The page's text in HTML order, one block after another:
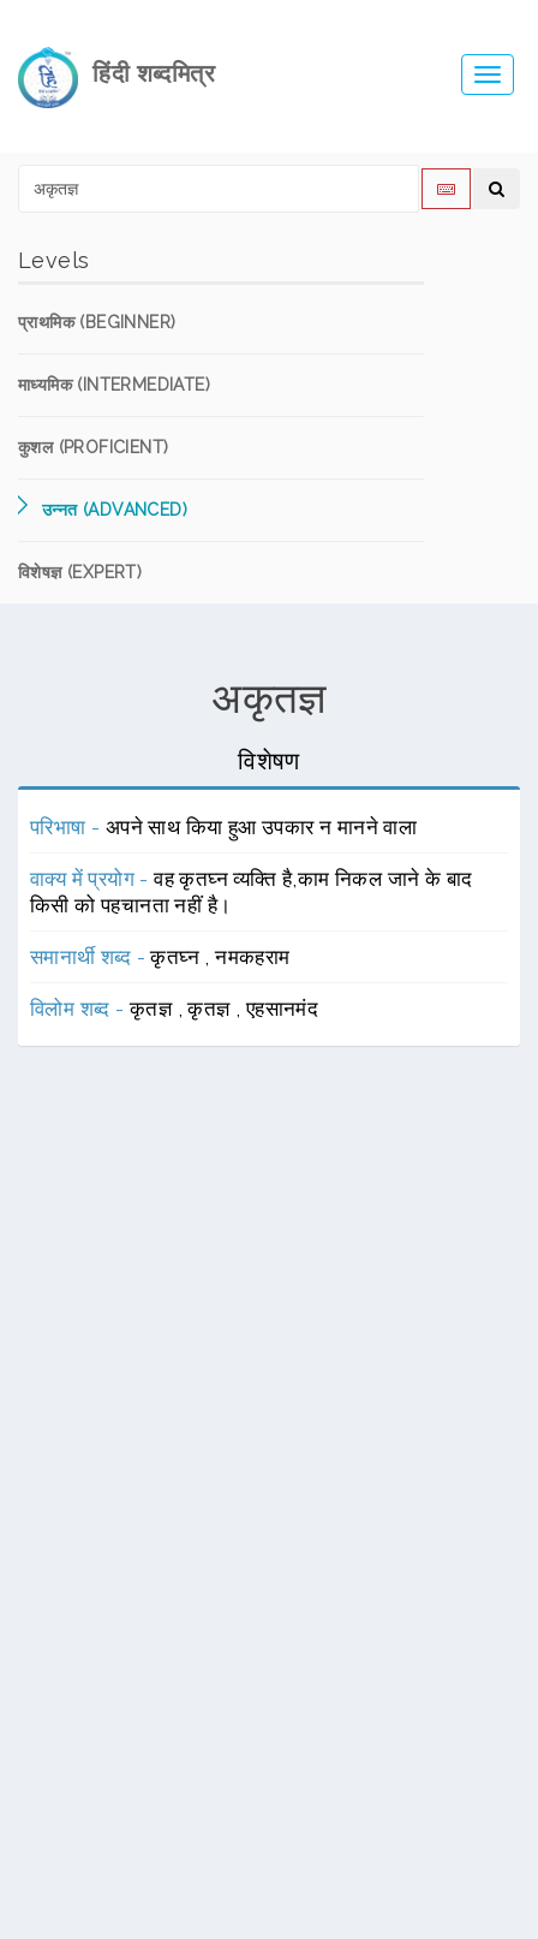
हिंदी शब्दमित्र
Levels
प्राथमिक (BEGINNER)
माध्यमिक (INTERMEDIATE)
कुशल (PROFICIENT)
उन्नत (ADVANCED)
विशेषज्ञ (EXPERT)
अकृतज्ञ
विशेषण
परिभाषा - अपने साथ किया हुआ उपकार न मानने वाला
वाक्य में प्रयोग -वह कृतघ्न व्यक्ति है,काम निकल जाने के बाद
किसी को पहचानता नहीं है।
समानार्थी शब्द -कृतघ्न ,नमकहराम
विलोम शब्द -कृतज्ञ ,कृतज्ञ ,एहसानमंद